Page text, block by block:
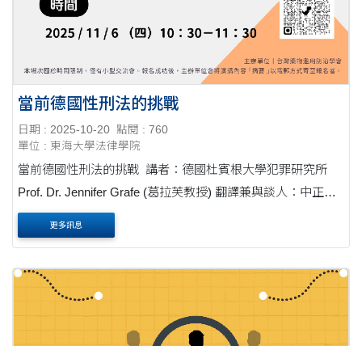
當前德國性刑法的挑戰
日期 : 2025-10-20 點閱 : 760
單位 : 東海大學法律學院
當前德國性刑法的挑戰 講者：德國杜賓根大學犯罪研究所
Prof. Dr. Jennifer Grafe (葛拉芙教授) 翻譯兼與談人：中正大
學犯罪防治研究所 馬躍中教授 地點：東海大學法律學院
L205 時間：2025/11/06 (四) 10....
更多訊息